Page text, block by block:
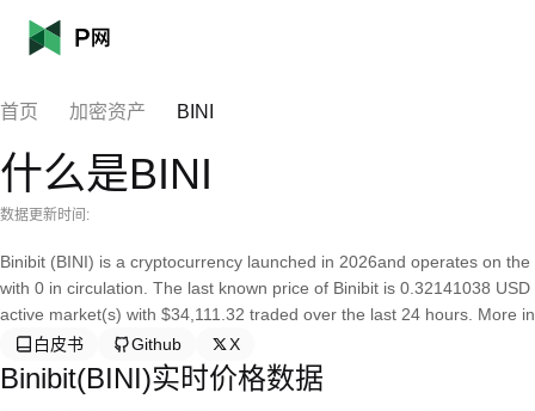
首页 加密资产 BINI
什么是BINI
数据更新时间:
Binibit (BINI) is a cryptocurrency launched in 2026and operates on
with 0 in circulation. The last known price of Binibit is 0.32141038
active market(s) with $34,111.32 traded over the last 24 hours. More
白皮书
Github X
Binibit(BINI)实时价格数据